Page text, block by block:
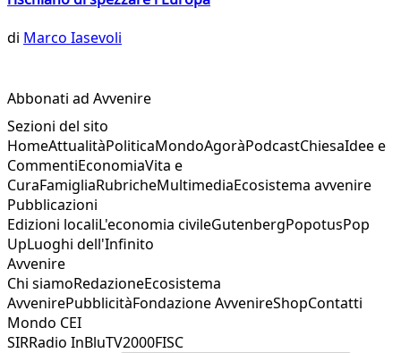
di Marco Iasevoli
Abbonati ad Avvenire
Sezioni del sito
HomeAttualitàPoliticaMondoAgoràPodcastChiesaIdee e
CommentiEconomiaVita e
CuraFamigliaRubricheMultimediaEcosistema avvenire
Pubblicazioni
Edizioni localiL'economia civileGutenbergPopotusPop
UpLuoghi dell'Infinito
Avvenire
Chi siamoRedazioneEcosistema
AvvenirePubblicitàFondazione AvvenireShopContatti
Mondo CEI
SIRRadio InBluTV2000FISC